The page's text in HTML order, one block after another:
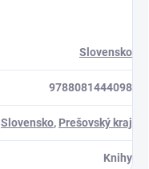
Slovensko
9788081444098
Slovensko, Prešovský kraj
Knihy